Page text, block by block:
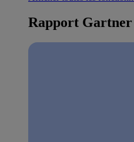
Rapport Gartner